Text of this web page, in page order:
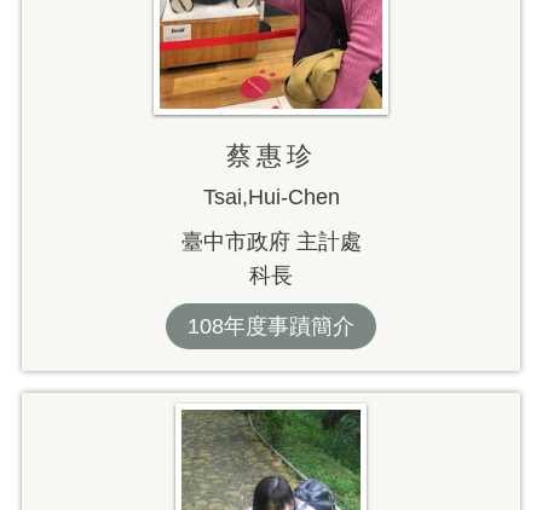
蔡惠珍
Tsai,Hui-Chen
臺中市政府 主計處
科長
108年度事蹟簡介